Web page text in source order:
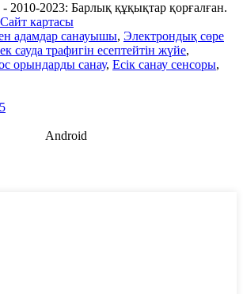
2023: Барлық құқықтар қорғалған.
Сайт картасы
адамдар санауышы, Электрондық сөре
сауда трафигін есептейтін жүйе,
орындарды санау, Есік санау сенсоры,
Android